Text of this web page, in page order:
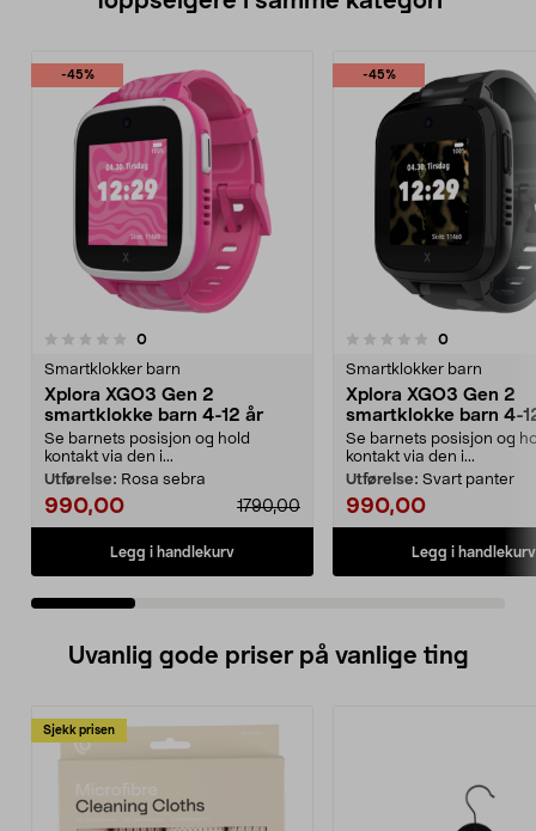
-45%
0anmeldelser
Smartklokker barn
Xplora XGO3 Gen 2
smartklokke barn 4-12 år
Se barnets posisjon og hold
kontakt via den i...
Utførelse: Rosa sebra
990,00 1790,00
Legg i handlekurv
-45%
0.0 av 5 stjerner 0anmeldelser
Smartklokker barn
Xplora XGO3 Gen 2
smartklokke barn 4-
Se barnets posisjon og
kontakt via den i...
Utførelse: Svart panter
990,00
Legg i handlekurv
0.0 av 5 stjerner
Uvanlig gode priser på vanlige ting
Sjekk prisen